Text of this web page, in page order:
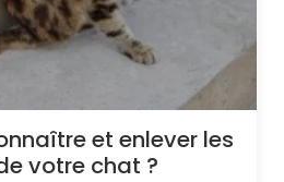
et enlever les
votre chat ?